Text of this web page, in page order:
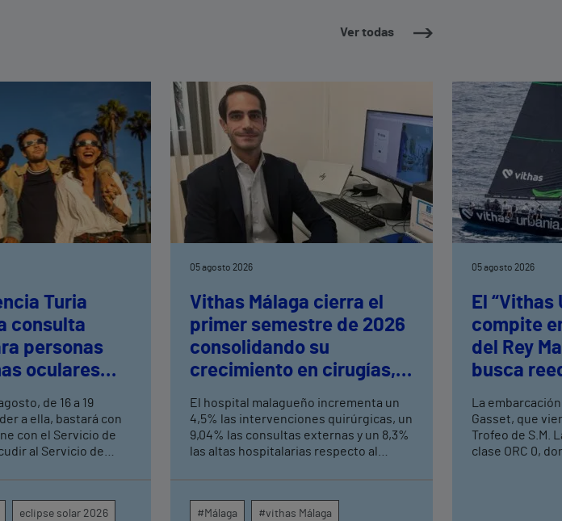
Ver todas
Turia
consulta
personas
oculares
solar
de 16 a 19
a ella, bastará con
con el Servicio de
al Servicio de
eclipse solar 2026
05 agosto 2026
Vithas Málaga cierra el
primer semestre de 2026
consolidando su
crecimiento en cirugías,
consultas externas y
altas hospitalarias
El hospital malagueño incrementa un
4,5% las intervenciones quirúrgicas, un
9,04% las consultas externas y un 8,3%
las altas hospitalarias respecto al
centros médicos de Vithas en la
provincia dispara un 140% las
#Málaga #vithas Málaga
05 agosto 2026
El “Vithas
compite
del Rey
busca
logrados
La
Gasset, que
Trofeo de S.M.
clase ORC 0,